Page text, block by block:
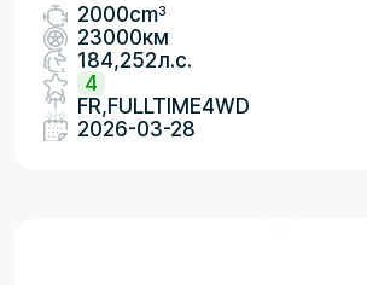
2000cm3
23000км
184,252л.с.
4
FR,FULLTIME4WD
2026-03-28